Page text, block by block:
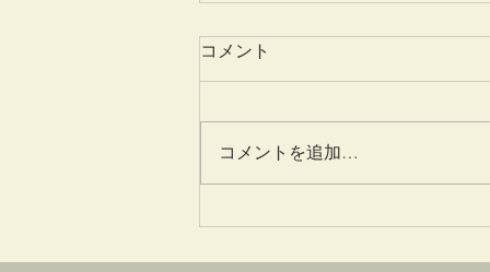
姫百合
コメント
コメントを追加…